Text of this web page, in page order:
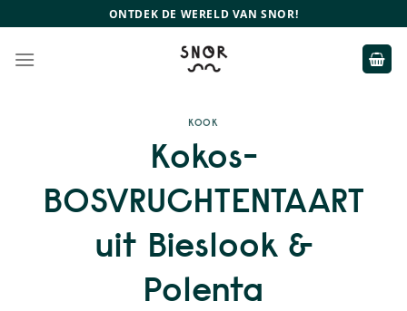
naar
inhoud
ONTDEK DE WERELD VAN SNOR!
KOOK
Kokos-
BOSVRUCHTENTAART
uit Bieslook &
Polenta